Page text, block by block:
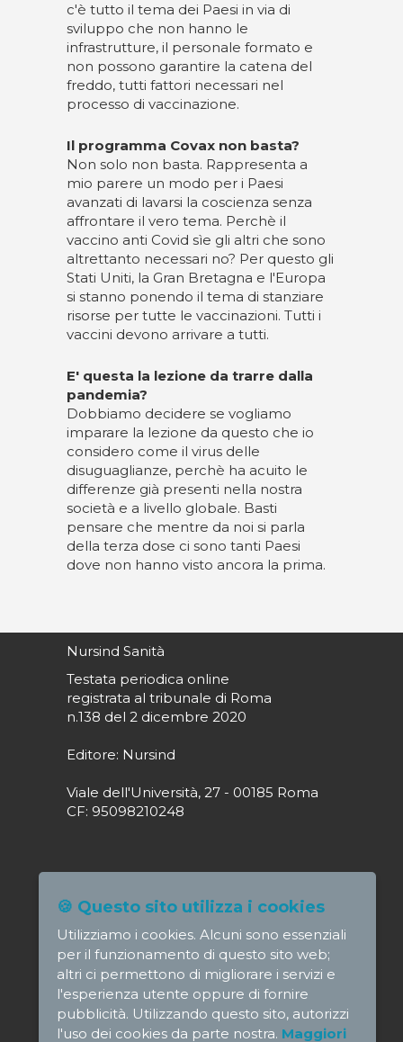
c'è tutto il tema dei Paesi in via di
sviluppo che non hanno le
infrastrutture, il personale formato e
non possono garantire la catena del
freddo, tutti fattori necessari nel
processo di vaccinazione.
Il programma Covax non basta?
Non solo non basta. Rappresenta a
mio parere un modo per i Paesi
avanzati di lavarsi la coscienza senza
affrontare il vero tema. Perchè il
vaccino anti Covid sìe gli altri che sono
altrettanto necessari no? Per questo gli
Stati Uniti, la Gran Bretagna e l'Europa
si stanno ponendo il tema di stanziare
risorse per tutte le vaccinazioni. Tutti i
vaccini devono arrivare a tutti.
E' questa la lezione da trarre dalla
pandemia?
Dobbiamo decidere se vogliamo
imparare la lezione da questo che io
considero come il virus delle
disuguaglianze, perchè ha acuito le
differenze già presenti nella nostra
società e a livello globale. Basti
pensare che mentre da noi si parla
della terza dose ci sono tanti Paesi
dove non hanno visto ancora la prima.
Nursind Sanità
Testata periodica online
registrata al tribunale di Roma
n.138 del 2 dicembre 2020
Editore: Nursind
Viale dell'Università, 27 - 00185 Roma
CF: 95098210248
Direttore responsabile: Paola Alagia
direttore@nursindsanita.it
Redazione: redazione@nursindsanita.it
🍪 Questo sito utilizza i cookies
Utilizziamo i cookies. Alcuni sono essenziali
per il funzionamento di questo sito web;
altri ci permettono di migliorare i servizi e
l'esperienza utente oppure di fornire
pubblicità. Utilizzando questo sito, autorizzi
l'uso dei cookies da parte nostra. Maggiori